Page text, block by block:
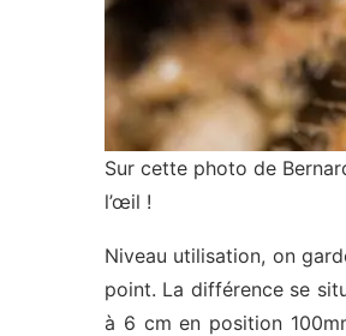
Sur cette photo de
l’œil !
Niveau utilisation, on
point. La différence se
à 6 cm en position